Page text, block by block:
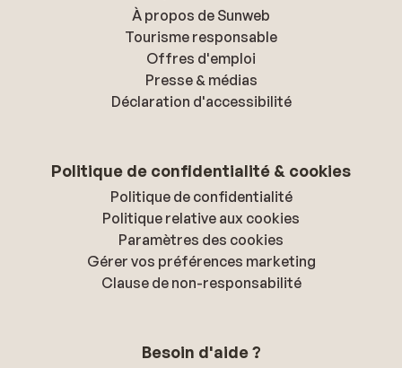
À propos de Sunweb
Tourisme responsable
Offres d'emploi
Presse & médias
Déclaration d'accessibilité
Politique de confidentialité & cookies
Politique de confidentialité
Politique relative aux cookies
Paramètres des cookies
Gérer vos préférences marketing
Clause de non-responsabilité
Besoin d'aide ?